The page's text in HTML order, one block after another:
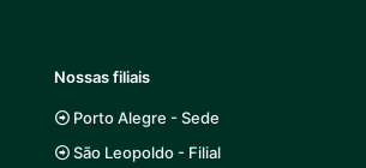
Nossas filiais
Porto Alegre - Sede
São Leopoldo - Filial